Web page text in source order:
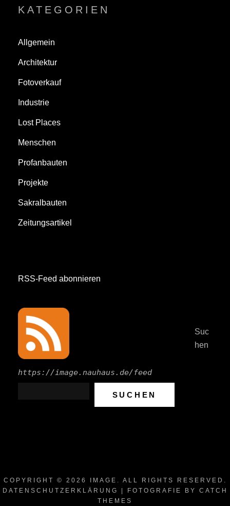
KATEGORIEN
Allgemein
Architektur
Fotoverkauf
Industrie
Lost Places
Menschen
Profanbauten
Projekte
Sakralbauten
Zeitungsartikel
RSS-Feed abonnieren
https://image.nauhaus.de/feed
Suc
hen
SUCHEN
COPYRIGHT © 2026 IMAGE . ALL RIGHTS RESERVED.
DATENSCHUTZERKLÄRUNG
| FOTOGRAFIE BY CATCH
THEMES